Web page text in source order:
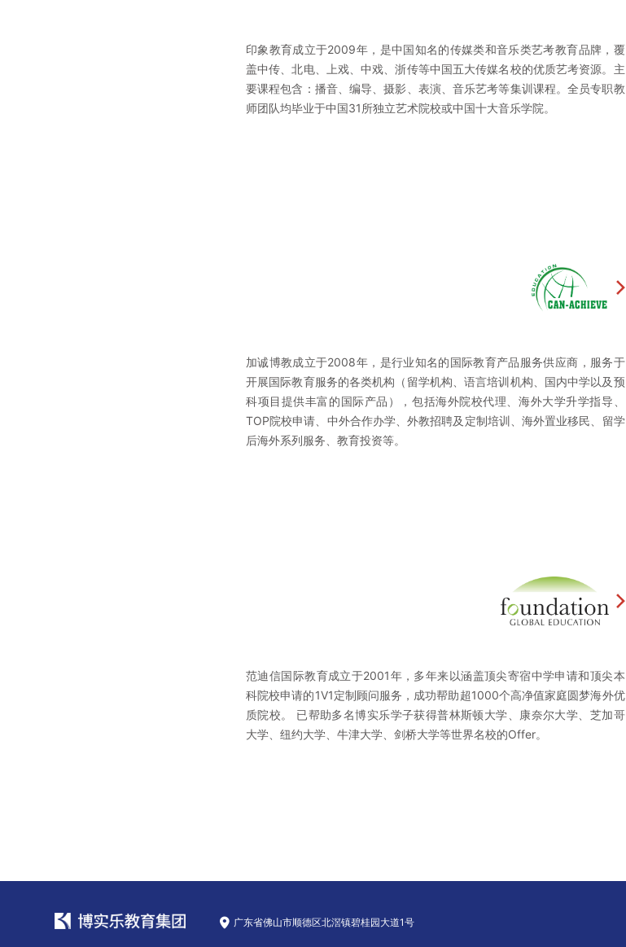
印象教育成立于2009年，是中国知名的传媒类和音乐类艺考教育品牌，覆
盖中传、北电、上戏、中戏、浙传等中国五大传媒名校的优质艺考资源。主
要课程包含：播音、编导、摄影、表演、音乐艺考等集训课程。全员专职教
师团队均毕业于中国31所独立艺术院校或中国十大音乐学院。
加诚博教成立于2008年，是行业知名的国际教育产品服务供应商，服务于
开展国际教育服务的各类机构（留学机构、语言培训机构、国内中学以及预
科项目提供丰富的国际产品），包括海外院校代理、海外大学升学指导、
TOP院校申请、中外合作办学、外教招聘及定制培训、海外置业移民、留学
后海外系列服务、教育投资等。
范迪信国际教育成立于2001年，多年来以涵盖顶尖寄宿中学申请和顶尖本
科院校申请的1V1定制顾问服务，成功帮助超1000个高净值家庭圆梦海外优
质院校。 已帮助多名博实乐学子获得普林斯顿大学、康奈尔大学、芝加哥
大学、纽约大学、牛津大学、剑桥大学等世界名校的Offer。
广东省佛山市顺德区北滘镇碧桂园大道1号